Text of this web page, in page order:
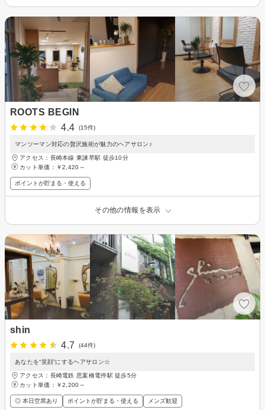
ROOTS BEGIN
4.4
(15件)
マンツーマン対応の贅沢施術が魅力のヘアサロン♪
アクセス：長崎本線 東諫早駅 徒歩10分
カット単価： ￥2,420～
ポイントが貯まる・使える
その他の情報を表示
shin
4.7
(44件)
あなたを“笑顔”にするヘアサロン☆
アクセス：長崎電鉄 思案橋電停駅 徒歩5分
カット単価： ￥2,200～
◎ 本日空席あり ポイントが貯まる・使える メンズ歓迎